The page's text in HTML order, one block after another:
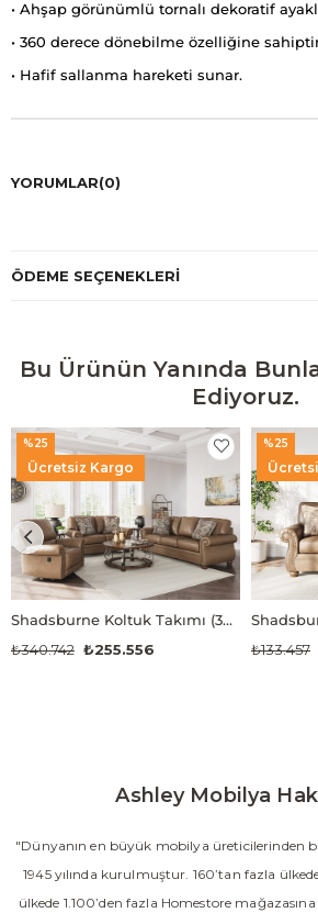
• Ahşap görünümlü tornalı dekoratif
• 360 derece dönebilme özelliğine
• Hafif sallanma hareketi sunar.
YORUMLAR(0)
ÖDEME SEÇENEKLERI
Bu Ürünün Yanında
Ediyoruz.
Shadsburne Koltuk Takımı (3+2+1)
₺255.556
₺340.742
Ücretsiz Kargo
%25
₺133.457
%25
Ashley Mobilya
"Dünyanın en büyük mobilya üreticilerinden
1945 yılında kurulmuştur. 160’tan fazla
ülkede 1.100’den fazla Homestore